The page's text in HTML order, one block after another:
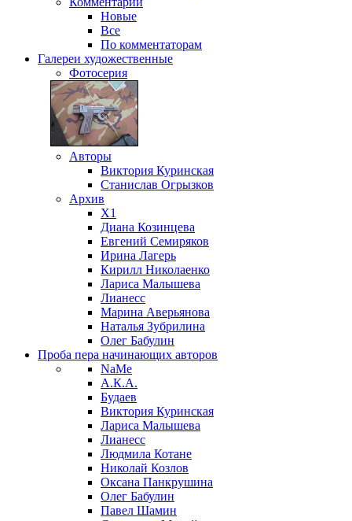
Новые
Все
По комментаторам
Галереи художественные
Фотосерия
Авторы
Виктория Куринская
Станислав Огрызков
Архив
X1
Диана Козинцева
Евгений Семиряков
Ирина Лагерь
Кирилл Николаенко
Лариса Малышева
Лианесс
Марина Аверьянова
Наталья Зубрилина
Олег Бабулин
Проба пера начинающих авторов
NaMe
А.К.А.
Будаев
Виктория Куринская
Лариса Малышева
Лианесс
Людмила Котане
Николай Козлов
Оксана Панкрушина
Олег Бабулин
Павел Шамин